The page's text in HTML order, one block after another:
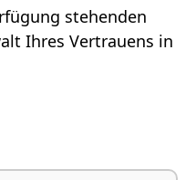
stehenden
Ihres Vertrauens in